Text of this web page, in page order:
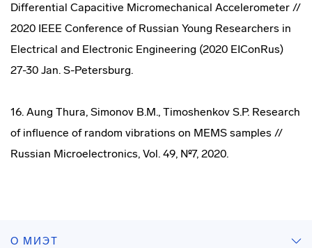
Differential Capacitive Micromechanical Accelerometer //
2020 IEEE Conference of Russian Young Researchers in
Electrical and Electronic Engineering (2020 EIConRus)
27-30 Jan. S-Petersburg.
16. Aung Thura, Simonov B.M., Timoshenkov S.P. Research
of influence of random vibrations on MEMS samples //
Russian Microelectronics, Vol. 49, №7, 2020.
О МИЭТ